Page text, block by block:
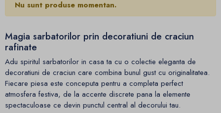
Nu sunt produse momentan.
Magia sarbatorilor prin decoratiuni de craciun
rafinate
Adu spiritul sarbatorilor in casa ta cu o colectie eleganta de
decoratiuni de craciun care combina bunul gust cu originalitatea.
Fiecare piesa este conceputa pentru a completa perfect
atmosfera festiva, de la accente discrete pana la elemente
spectaculoase ce devin punctul central al decorului tau.